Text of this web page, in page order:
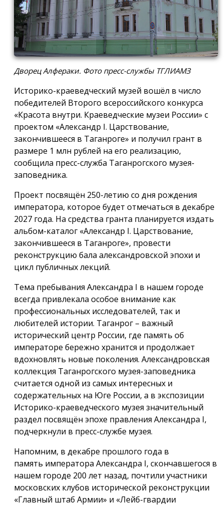
Дворец Алфераки. Фото пресс-службы ТГЛИАМЗ
Историко-краеведческий музей вошёл в число
победителей Второго всероссийского конкурса
«Красота внутри. Краеведческие музеи России» с
проектом «Александр I. Царствование,
закончившееся в Таганроге» и получил грант в
размере 1 млн рублей на его реализацию,
сообщила пресс-служба Таганрогского музея-
заповедника.
Проект посвящён 250-летию со дня рождения
императора, которое будет отмечаться в декабре
2027 года. На средства гранта планируется издать
альбом-каталог «Александр I. Царствование,
закончившееся в Таганроге», провести
реконструкцию бала александровской эпохи и
цикл публичных лекций.
Тема пребывания Александра I в нашем городе
всегда привлекала особое внимание как
профессиональных исследователей, так и
любителей истории. Таганрог – важный
исторический центр России, где память об
императоре бережно хранится и продолжает
вдохновлять новые поколения. Александровская
коллекция Таганрогского музея-заповедника
считается одной из самых интересных и
содержательных на Юге России, а в экспозиции
Историко-краеведческого музея значительный
раздел посвящён эпохе правления Александра I,
подчеркнули в пресс-службе музея.
Напомним, в декабре прошлого года в
память императора Александра I, скончавшегося в
нашем городе 200 лет назад, почтили участники
московских клубов исторической реконструкции
«Главный штаб Армии» и «Лейб-гвардии